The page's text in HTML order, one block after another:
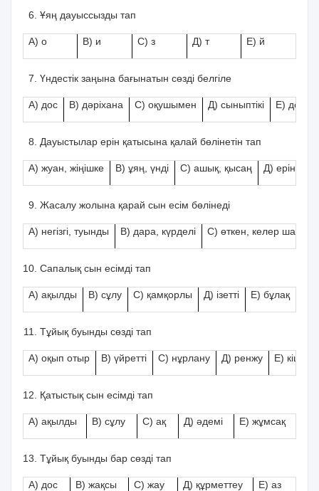
Ұяң дауыссызды тап
А) о В) и С) з Д) т Е) й
Үндестік заңына бағынатын сөзді белгіле
А) дос В) дәріхана С) оқушымен Д) сыныптікі Е)
Дауыстылар ерін қатысына қалай бөлінетін тап
А) жуан, жіңішке В) ұяң, үнді С) ашық, қысаң Д) еріндік,
Жасалу жолына қарай сын есім бөлінеді
А) негізгі, туынды В) дара, күрделі С) өткен, келер шақ
Сапалық сын есімді тап
А) ақылды В) сұлу С) қамқорлы Д) ізетті Е) бұлақ
Тұйық буынды сөзді тап
А) оқып отыр В) үйретті С) нұрлану Д) ренжу Е) кіші
Қатыстық сын есімді тап
А) ақылды В) сұлу С) ақ Д) әдемі Е) жұмсақ
Тұйық буынды бар сөзді тап
А) дос В) жақсы С) жау Д) құрметтеу Е) аз